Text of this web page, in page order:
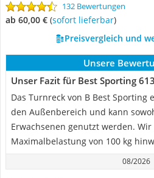
132 Bewertungen
ab 60,00 € ( Sofort lieferbar)
Preisvergleich und
Unsere
Unser Fazit für Best Sporting
Das Turnreck von B Best
den Außenbereich und kann
Erwachsenen genutzt werden.
Maximalbelastung von 100 kg
08/2026